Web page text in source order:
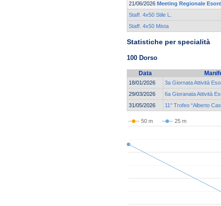
21/06/2026 Meeting Regionale
Staff. 4x50 Stile L.
Staff. 4x50 Mista
Statistiche per specialità
100 Dorso
Data
18/01/2026
3a Giornata Attività
29/03/2026
6a Gioranata Attività
31/05/2026
11° Trofeo “Alberto
50 m 25 m